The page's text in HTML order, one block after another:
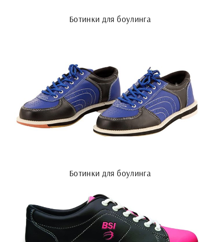
Ботинки для боулинга
Ботинки для боулинга